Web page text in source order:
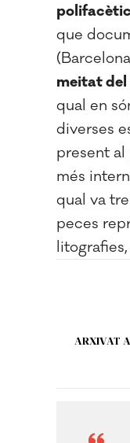
polifacètic
que
meitat del
qual en
diverses
present
més
qual va
peces
ARXIVAT A